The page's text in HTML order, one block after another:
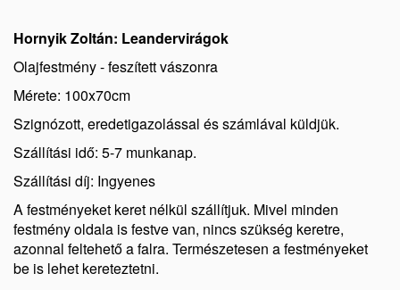
Hornyik Zoltán: Leandervirágok
Olajfestmény - feszített vászonra
Mérete: 100x70cm
Szignózott, eredetigazolással és számlával küldjük.
Szállítási idő: 5-7 munkanap.
Szállítási díj: Ingyenes
A festményeket keret nélkül szállítjuk. Mivel minden
festmény oldala is festve van, nincs szükség keretre,
azonnal feltehető a falra. Természetesen a festményeket
be is lehet kereteztetni.